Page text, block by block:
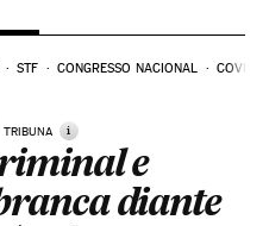
STF CONGRESSO NACIONAL COVID-
TRIBUNA i
e
diante